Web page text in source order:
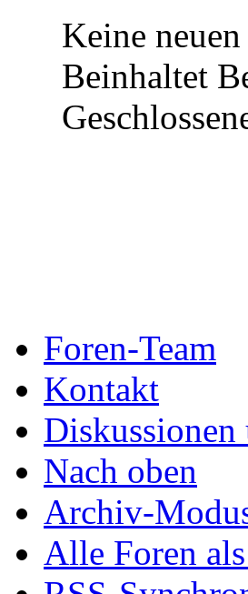
Keine
Beinhaltet
Foren-Team
Kontakt
Diskussionen
Nach oben
Archiv-
Alle Foren